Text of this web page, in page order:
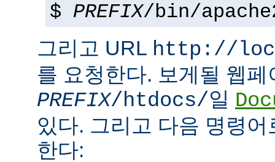
$ PREFIX/bin/
그리고 URL http://
를 요청한다. 보게될 웹
PREFIX/htdocs/일
있다. 그리고 다음 명령
한다: